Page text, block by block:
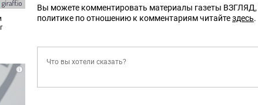
Вы можете комментировать материалы газеты ВЗГЛЯД,
политике по отношению к комментариям читайтездесь.